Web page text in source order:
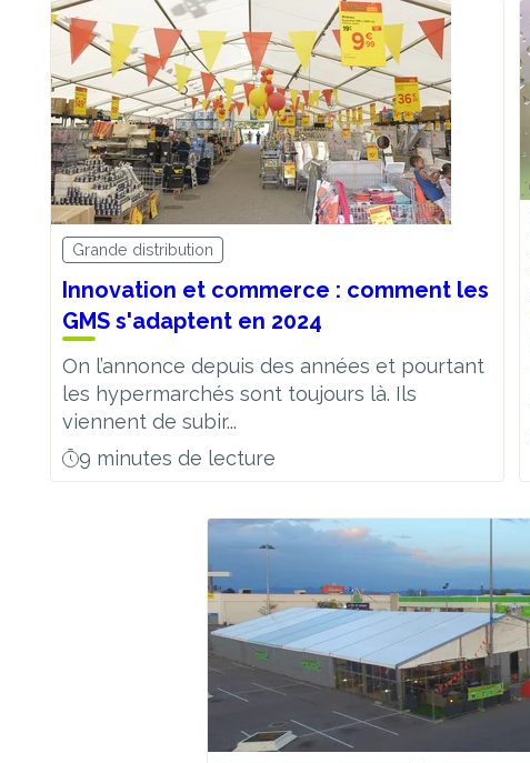
Grande distribution
Innovation et commerce : comment les
GMS s'adaptent en 2024
On l’annonce depuis des années et pourtant
les hypermarchés sont toujours là. Ils
viennent de subir...
9 minutes de lecture